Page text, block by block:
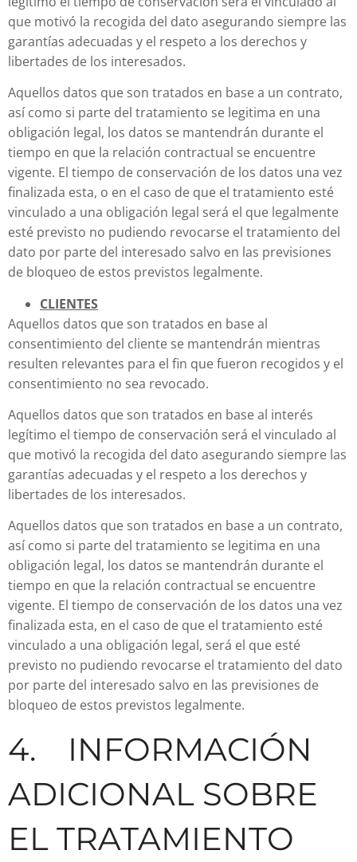
que motivó la recogida del dato asegurando siempre las
garantías adecuadas y el respeto a los derechos y
libertades de los interesados.
Aquellos datos que son tratados en base a un contrato,
así como si parte del tratamiento se legitima en una
obligación legal, los datos se mantendrán durante el
tiempo en que la relación contractual se encuentre
vigente. El tiempo de conservación de los datos una vez
finalizada esta, o en el caso de que el tratamiento esté
vinculado a una obligación legal será el que legalmente
esté previsto no pudiendo revocarse el tratamiento del
dato por parte del interesado salvo en las previsiones
de bloqueo de estos previstos legalmente.
CLIENTES
Aquellos datos que son tratados en base al
consentimiento del cliente se mantendrán mientras
resulten relevantes para el fin que fueron recogidos y el
consentimiento no sea revocado.
Aquellos datos que son tratados en base al interés
legítimo el tiempo de conservación será el vinculado al
que motivó la recogida del dato asegurando siempre las
garantías adecuadas y el respeto a los derechos y
libertades de los interesados.
Aquellos datos que son tratados en base a un contrato,
así como si parte del tratamiento se legitima en una
obligación legal, los datos se mantendrán durante el
tiempo en que la relación contractual se encuentre
vigente. El tiempo de conservación de los datos una vez
finalizada esta, en el caso de que el tratamiento esté
vinculado a una obligación legal, será el que esté
previsto no pudiendo revocarse el tratamiento del dato
por parte del interesado salvo en las previsiones de
bloqueo de estos previstos legalmente.
4. INFORMACIÓN
ADICIONAL SOBRE
EL TRATAMIENTO